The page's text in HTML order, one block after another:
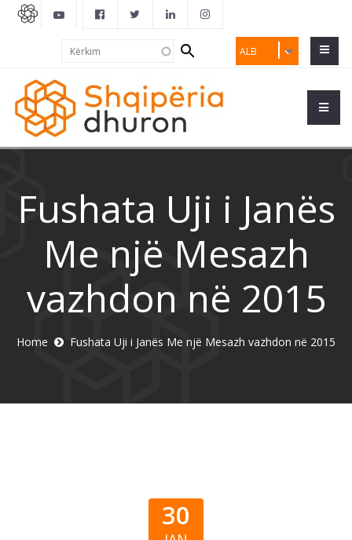
ALB
Search
form
Fushata Uji i Janës
Me një Mesazh
vazhdon në 2015
Home Fushata Uji i Janës Me një Mesazh vazhdon në 2015
30